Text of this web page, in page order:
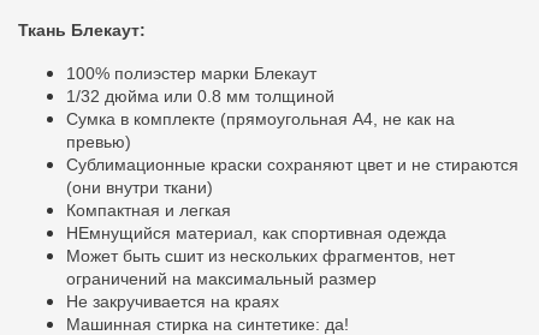
Ткань Блекаут:
100% полиэстер марки Блекаут
1/32 дюйма или 0.8 мм толщиной
Сумка в комплекте (прямоугольная A4, не как на
превью)
Сублимационные краски сохраняют цвет и не стираются
(они внутри ткани)
Компактная и легкая
НЕмнущийся материал, как спортивная одежда
Может быть сшит из нескольких фрагментов, нет
ограничений на максимальный размер
Не закручивается на краях
Машинная стирка на синтетике: да!